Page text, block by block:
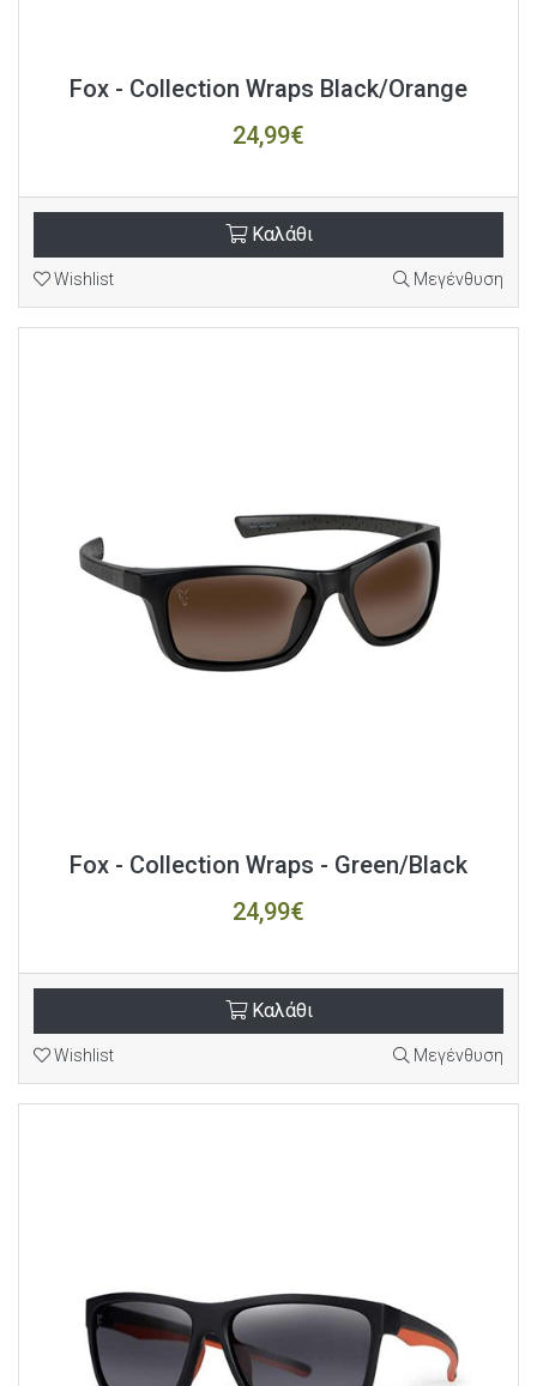
Fox - Collection Wraps Black/Orange
24,99€
Καλάθι
Wishlist Μεγένθυση
Fox - Collection Wraps - Green/Black
24,99€
Καλάθι
Wishlist Μεγένθυση